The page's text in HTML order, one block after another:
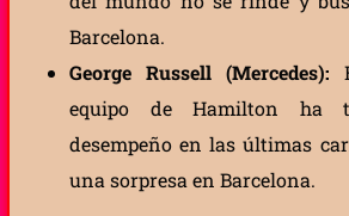
Barcelona.
George Russell (Mercedes):
equipo de Hamilton ha
desempeño en las últimas
una sorpresa en Barcelona.